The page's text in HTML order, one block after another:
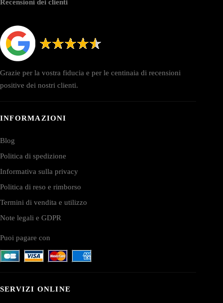
Recensioni dei clienti
Grazie per la vostra fiducia e per le centinaia di recensioni
positive dei nostri clienti.
INFORMAZIONI
Blog
Politica di spedizione
Informativa sulla privacy
Politica di reso e rimborso
Termini di vendita e utilizzo
Note legali e GDPR
Puoi pagare con
SERVIZI ONLINE